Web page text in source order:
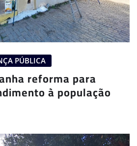
PÚBLICA
reforma para
à população